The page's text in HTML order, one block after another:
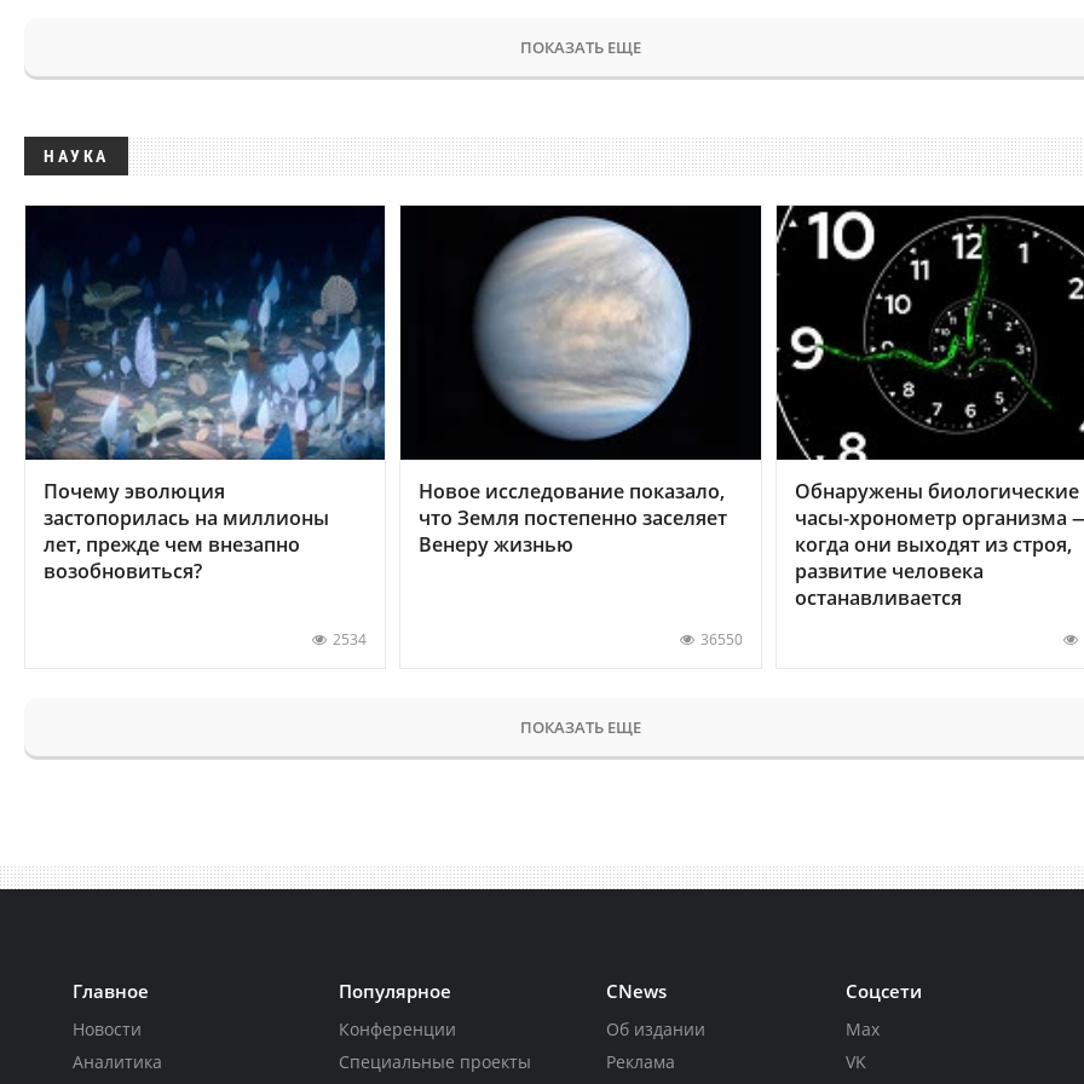
ПОКАЗАТЬ ЕЩЕ
НАУКА
Почему эволюция
застопорилась на миллионы
лет, прежде чем внезапно
возобновиться?
2534
Новое исследование показало,
что Земля постепенно заселяет
Венеру жизнью
36550
Обнаружены биологические
часы-хронометр организма
когда они выходят из строя,
развитие человека
останавливается
ПОКАЗАТЬ ЕЩЕ
Главное
Новости
Аналитика
Популярное
Конференции
Специальные проекты
CNews
Об издании
Реклама
Соцсети
Max
VK